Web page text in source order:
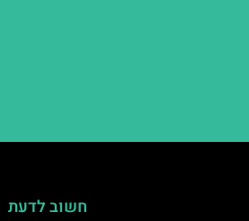
חשוב לדעת